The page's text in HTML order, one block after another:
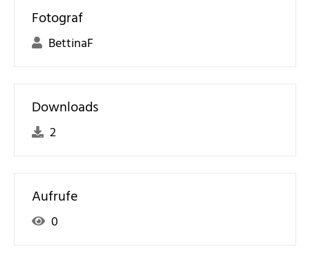
Fotograf
BettinaF
Downloads
2
Aufrufe
0